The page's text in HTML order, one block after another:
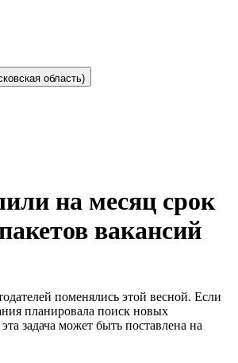
область)
на месяц срок
вакансий
поменялись этой весной. Если
планировала поиск новых
задача может быть поставлена на